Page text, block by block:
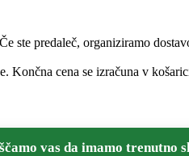
Če ste predaleč, organiziramo
Končna cena se izračuna v
vas da imamo trenutno